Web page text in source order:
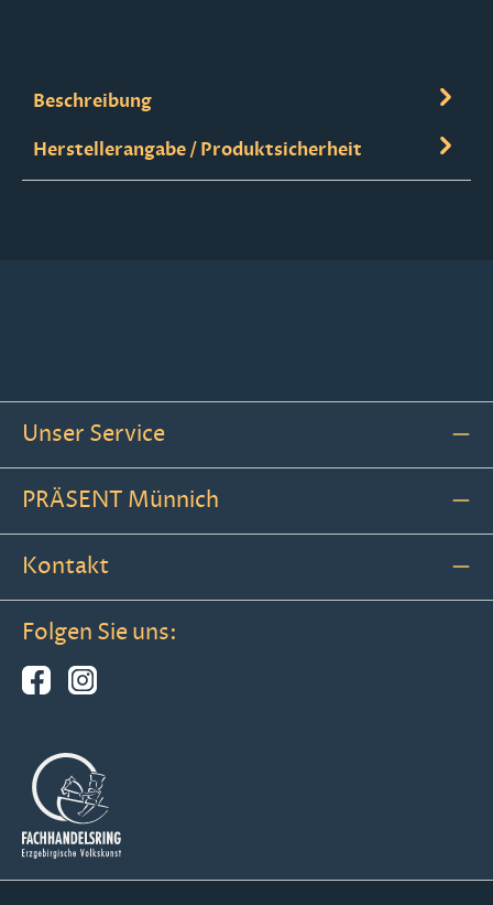
Beschreibung
Herstellerangabe / Produktsicherheit
Unser Service
PRÄSENT Münnich
Kontakt
Folgen Sie uns: